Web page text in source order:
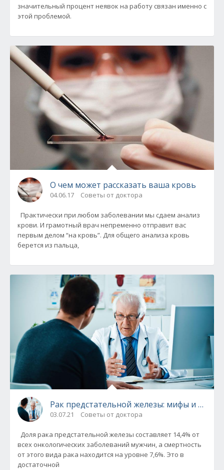
значительный процент неявок на работу связан именно с
этой проблемой.
О чем может рассказать ваша кровь
04.06.17 Советы от доктора
Практически при любом заболевании мы сдаем анализ
крови. И грамотный врач непременно отправит вас
первым делом “на кровь”. Для общего анализа кровь
берется из пальца,
Рак предстательной железы: мифы и
03.07.21 Советы от доктора
Доля рака предстательной железы составляет 14,4% от
всех онкологических заболеваний мужчин, а смертность
от этого вида рака находится на уровне 7,6%. Это в
достаточной